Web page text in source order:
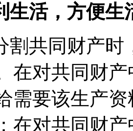
生活，方便生
割共同财产时
在对共同财
需要该生产
在对共同财